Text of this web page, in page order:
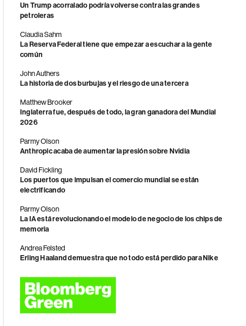
Un Trump acorralado podría volverse contra las grandes
petroleras
Claudia Sahm
La Reserva Federal tiene que empezar a escuchar a la gente
común
John Authers
La historia de dos burbujas y el riesgo de una tercera
Matthew Brooker
Inglaterra fue, después de todo, la gran ganadora del Mundial
2026
Parmy Olson
Anthropic acaba de aumentar la presión sobre Nvidia
David Fickling
Los puertos que impulsan el comercio mundial se están
electrificando
Parmy Olson
La IA está revolucionando el modelo de negocio de los chips de
memoria
Andrea Felsted
Erling Haaland demuestra que no todo está perdido para Nike